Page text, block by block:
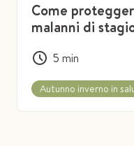
Come
malanni di
5 min
Autunno inverno in